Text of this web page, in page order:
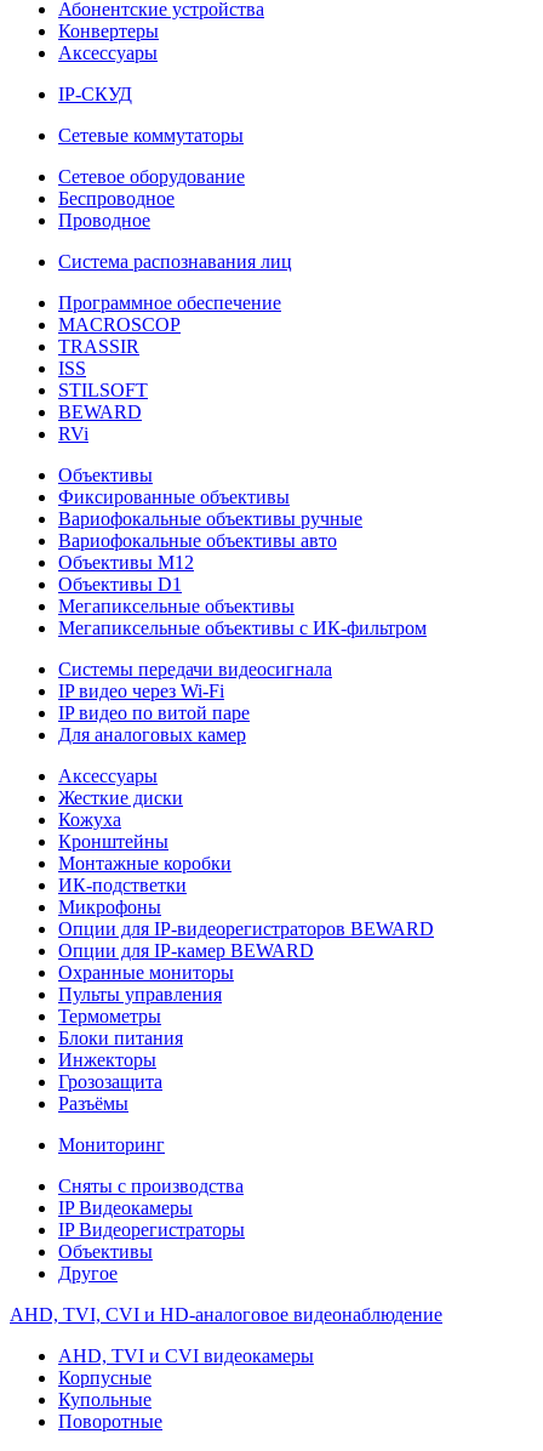
Абонентские устройства
Конвертеры
Аксессуары
IP-СКУД
Сетевые коммутаторы
Сетевое оборудование
Беспроводное
Проводное
Система распознавания лиц
Программное обеспечение
MACROSCOP
TRASSIR
ISS
STILSOFT
BEWARD
RVi
Объективы
Фиксированные объективы
Вариофокальные объективы ручные
Вариофокальные объективы авто
Объективы М12
Объективы D1
Мегапиксельные объективы
Мегапиксельные объективы с ИК-фильтром
Системы передачи видеосигнала
IP видео через Wi-Fi
IP видео по витой паре
Для аналоговых камер
Аксессуары
Жесткие диски
Кожуха
Кронштейны
Монтажные коробки
ИК-подстветки
Микрофоны
Опции для IP-видеорегистраторов BEWARD
Опции для IP-камер BEWARD
Охранные мониторы
Пульты управления
Термометры
Блоки питания
Инжекторы
Грозозащита
Разъёмы
Мониторинг
Сняты с производства
IP Видеокамеры
IP Видеорегистраторы
Объективы
Другое
AHD, TVI, CVI и HD-аналоговое видеонаблюдение
AHD, TVI и CVI видеокамеры
Корпусные
Купольные
Поворотные